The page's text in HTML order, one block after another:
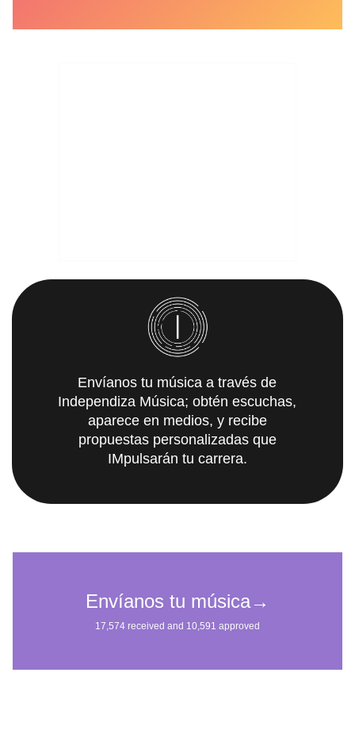
Envíanos tu música a través de
Independiza Música; obtén escuchas,
aparece en medios, y recibe
propuestas personalizadas que
IMpulsarán tu carrera.